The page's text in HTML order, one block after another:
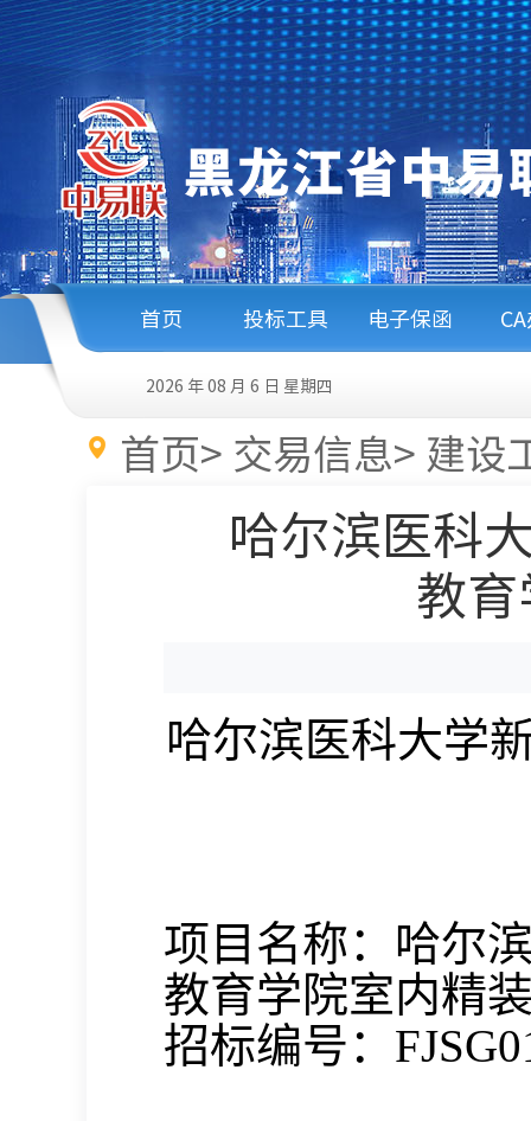
首页 投标工具 电子保函
2026 年 08 月 6 日 星期四
首页> 交易信息> 建设
哈尔滨医科
教
哈尔滨医科大学
项目名称： 哈尔
教育学院室内精
招标编号：